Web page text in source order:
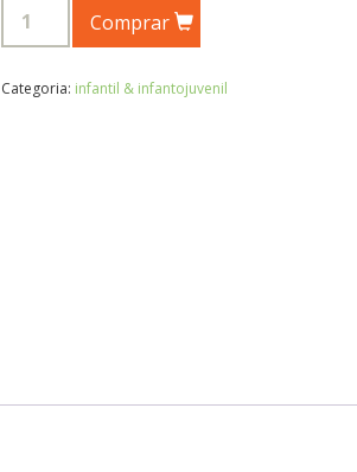
Comprar
Categoria: infantil & infantojuvenil